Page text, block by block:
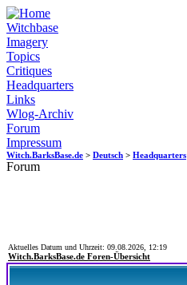
Witchbase
Imagery
Topics
Critiques
Headquarters
Links
Wlog-Archiv
Forum
Impressum
Witch.BarksBase.de > Deutsch > Headquarters
Forum
Aktuelles Datum und Uhrzeit: 09.08.2026, 12:19
Witch.BarksBase.de Foren-Übersicht